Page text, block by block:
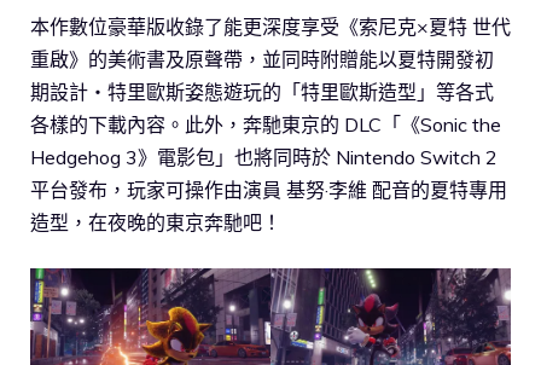
本作數位豪華版收錄了能更深度享受《索尼克×夏特 世代
重啟》的美術書及原聲帶，並同時附贈能以夏特開發初
期設計・特里歐斯姿態遊玩的「特里歐斯造型」等各式
各樣的下載內容。此外，奔馳東京的 DLC「《Sonic the
Hedgehog 3》電影包」也將同時於 Nintendo Switch 2
平台發布，玩家可操作由演員 基努·李維 配音的夏特專用
造型，在夜晚的東京奔馳吧！